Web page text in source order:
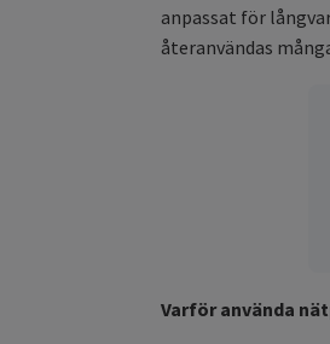
anpassat för
återanvändas
Varför använda